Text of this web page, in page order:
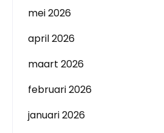
mei 2026
april 2026
maart 2026
februari 2026
januari 2026